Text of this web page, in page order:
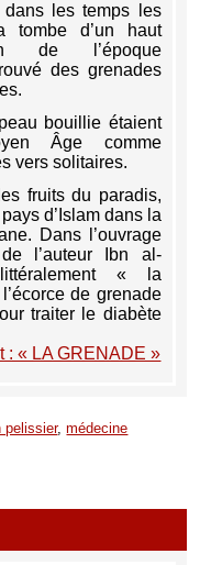
les temps les
d’un haut
de l’époque
des grenades
bouillie étaient
Âge comme
vers solitaires.
fruits du paradis,
d’Islam dans la
Dans l’ouvrage
l’auteur Ibn al-
« la
de grenade
traiter le diabète
: « LA GRENADE »
pelissier,médecine